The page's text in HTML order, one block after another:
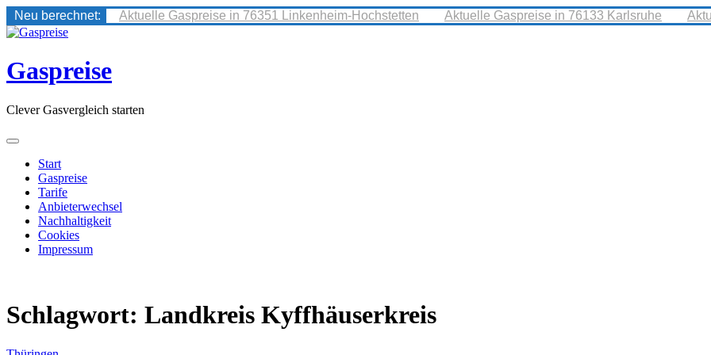
Neu berechnet: Aktuelle Gaspreise in 76351 Linkenheim-Hochstetten Aktuelle Gaspreise in 76133 Karlsruhe
Skip
content
Gaspreise
Clever Gasvergleich starten
Start
Gaspreise
Tarife
Anbieterwechsel
Nachhaltigkeit
Cookies
Impressum
Schlagwort: Landkreis Kyffhäuserkreis